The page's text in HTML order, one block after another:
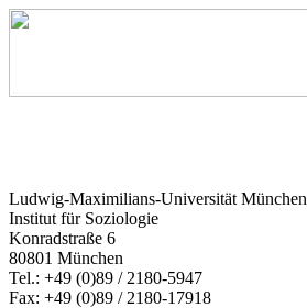
Ludwig-Maximilians-Universität München
Institut für Soziologie
Konradstraße 6
80801 München
Tel.: +49 (0)89 / 2180-5947
Fax: +49 (0)89 / 2180-17918